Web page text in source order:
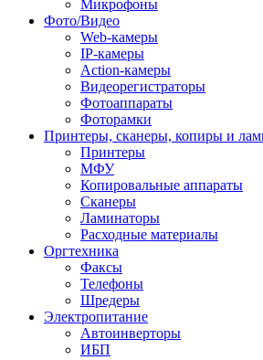
Микрофоны
Фото/Видео
Web-камеры
IP-камеры
Action-камеры
Видеорегистраторы
Фотоаппараты
Фоторамки
Принтеры, сканеры, копиры и
Принтеры
МФУ
Копировальные аппараты
Сканеры
Ламинаторы
Расходные материалы
Оргтехника
Факсы
Телефоны
Шредеры
Электропитание
Автоинверторы
ИБП